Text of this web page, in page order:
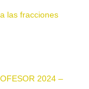
las fracciones
2024 –